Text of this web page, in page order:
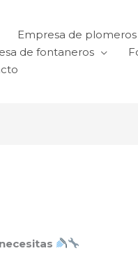
Empresa de plomeros
de fontaneros